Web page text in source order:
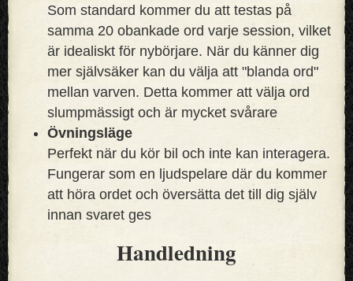
Som standard kommer du att testas på
samma 20 obankade ord varje session, vilket
är idealiskt för nybörjare. När du känner dig
mer självsäker kan du välja att "blanda ord"
mellan varven. Detta kommer att välja ord
slumpmässigt och är mycket svårare
Övningsläge
Perfekt när du kör bil och inte kan interagera.
Fungerar som en ljudspelare där du kommer
att höra ordet och översätta det till dig själv
innan svaret ges
Handledning